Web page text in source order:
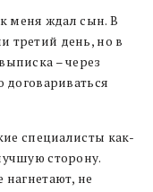
меня ждал сын. В
третий день, но в
– через
договариваться
специалисты как-
сторону.
не